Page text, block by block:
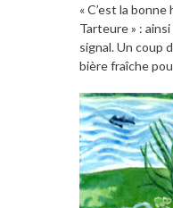
« C’est la
Tarteure » :
signal. Un coup
bière fraîche